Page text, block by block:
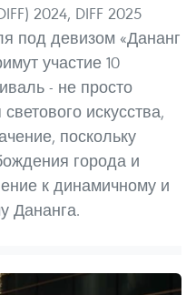
2024, DIFF 2025
под девизом «Дананг
участие 10
- не просто
искусства,
поскольку
города и
к динамичному и
Дананга.